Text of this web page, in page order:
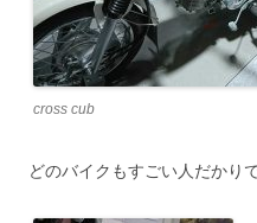
cross cub
どのバイクもすごい人だかりで